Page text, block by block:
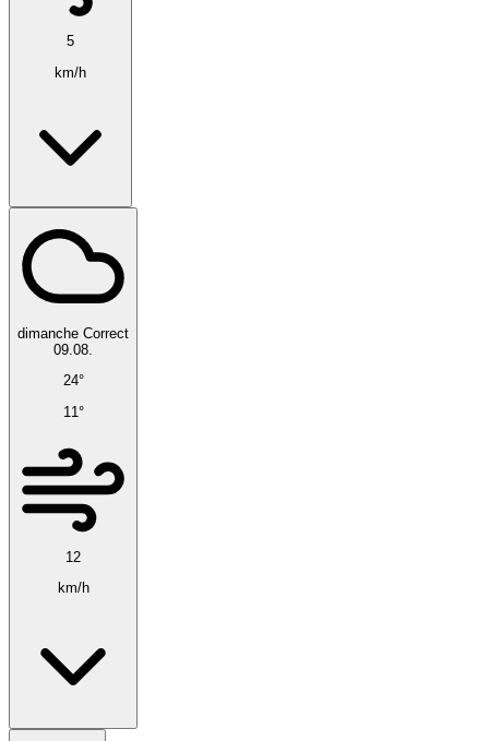
5
km/h
dimanche Correct
09.08.
24°
11°
12
km/h